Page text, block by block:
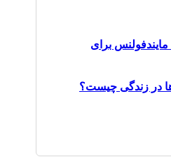
مایندفولنس برای
در زندگی چیست؟